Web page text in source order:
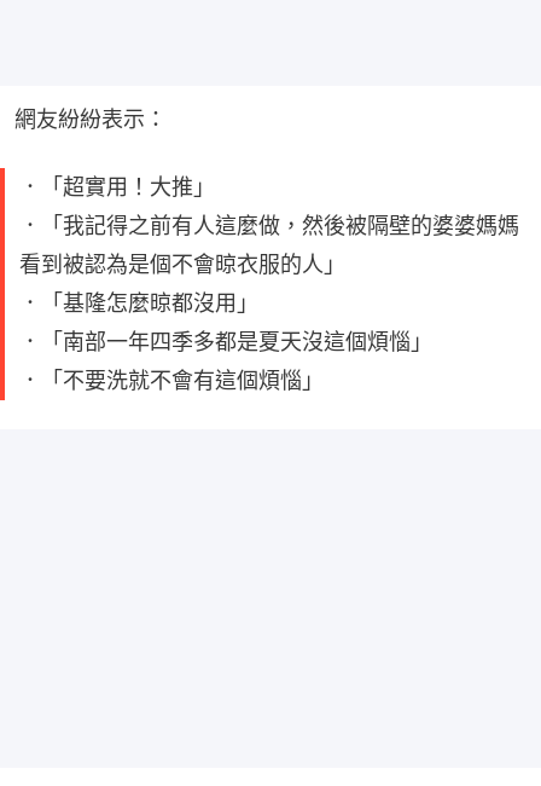
網友紛紛表示：
．「超實用！大推」
．「我記得之前有人這麼做，然後被隔壁的婆婆媽媽
看到被認為是個不會晾衣服的人」
．「基隆怎麼晾都沒用」
．「南部一年四季多都是夏天沒這個煩惱」
．「不要洗就不會有這個煩惱」